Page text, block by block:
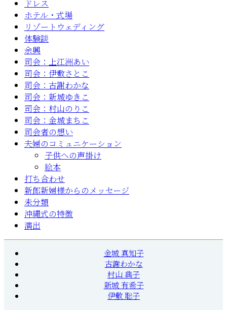
ドレス
ホテル・式場
リゾートウェディング
体験談
余興
司会：上江洲あい
司会：伊敷さとこ
司会：古謝わかな
司会：新城ゆきこ
司会：村山のりこ
司会：金城まちこ
司会者の想い
夫婦のコミュニケーション
子供への声掛け
絵本
打ち合わせ
新郎新婦様からのメッセージ
未分類
沖縄式の特徴
演出
金城 真知子
古謝わかな
村山 典子
新城 有希子
伊敷 聡子